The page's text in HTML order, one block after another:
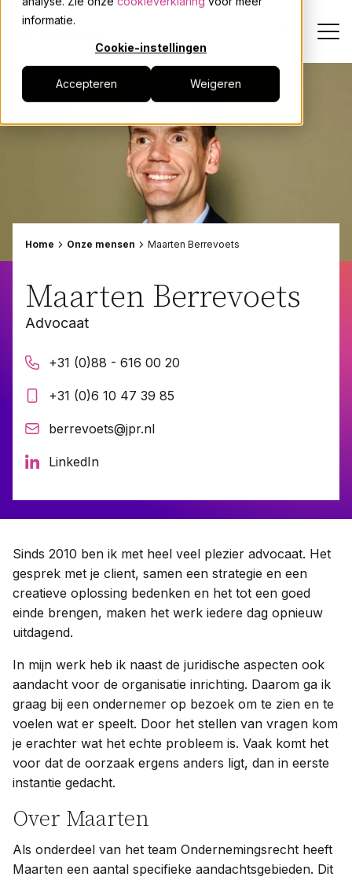
informatie.
Cookie-instellingen
Accepteren Weigeren
Dienstverlening
Events
Werken bij
Contact
Home Onze mensen Maarten Berrevoets
Maarten Berrevoets
Advocaat
+31 (0)88 - 616 00 20
+31 (0)6 10 47 39 85
berrevoets@jpr.nl
LinkedIn
Sinds 2010 ben ik met heel veel plezier advocaat. Het
gesprek met je client, samen een strategie en een
creatieve oplossing bedenken en het tot een goed
einde brengen, maken het werk iedere dag opnieuw
uitdagend.
In mijn werk heb ik naast de juridische aspecten ook
aandacht voor de organisatie inrichting. Daarom ga ik
graag bij een ondernemer op bezoek om te zien en te
voelen wat er speelt. Door het stellen van vragen kom
je erachter wat het echte probleem is. Vaak komt het
voor dat de oorzaak ergens anders ligt, dan in eerste
instantie gedacht.
Over Maarten
Als onderdeel van het team Ondernemingsrecht heeft
Maarten een aantal specifieke aandachtsgebieden. Dit